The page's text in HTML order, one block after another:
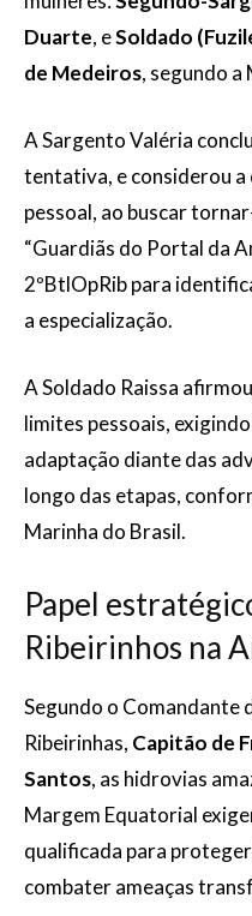
Duarte, eSoldado
de Medeiros, segundo a
A Sargento Valéria
tentativa, e considerou a
pessoal, ao buscar
“Guardiãs do Portal da
2ºBtlOpRib para
a especialização.
A Soldado Raissa
limites pessoais,
adaptação diante das
longo das etapas,
Marinha do Brasil.
Papel
Ribeirinhos na
Segundo o Comandante
Ribeirinhas, Capitão de
Santos, as hidrovias
Margem Equatorial
qualificada para
combater ameaças